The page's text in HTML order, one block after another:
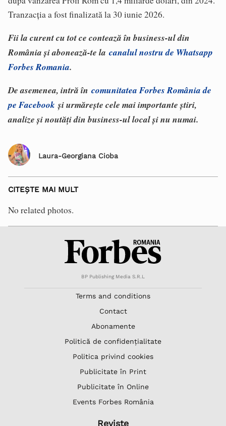
Tranzacţia a fost finalizată la 30 iunie 2026.
Fii la curent cu tot ce contează în business-ul din
România și abonează-te la canalul nostru de Whatsapp
Forbes Romania.
De asemenea, intră în comunitatea Forbes România de
pe Facebook și urmărește cele mai importante știri,
analize și noutăți din business-ul local și nu numai.
Laura-Georgiana Cioba
CITEȘTE MAI MULT
No related photos.
BP Publishing Media S.R.L
Terms and conditions
Contact
Abonamente
Politică de confidențialitate
Politica privind cookies
Publicitate în Print
Publicitate în Online
Events Forbes România
Reviste